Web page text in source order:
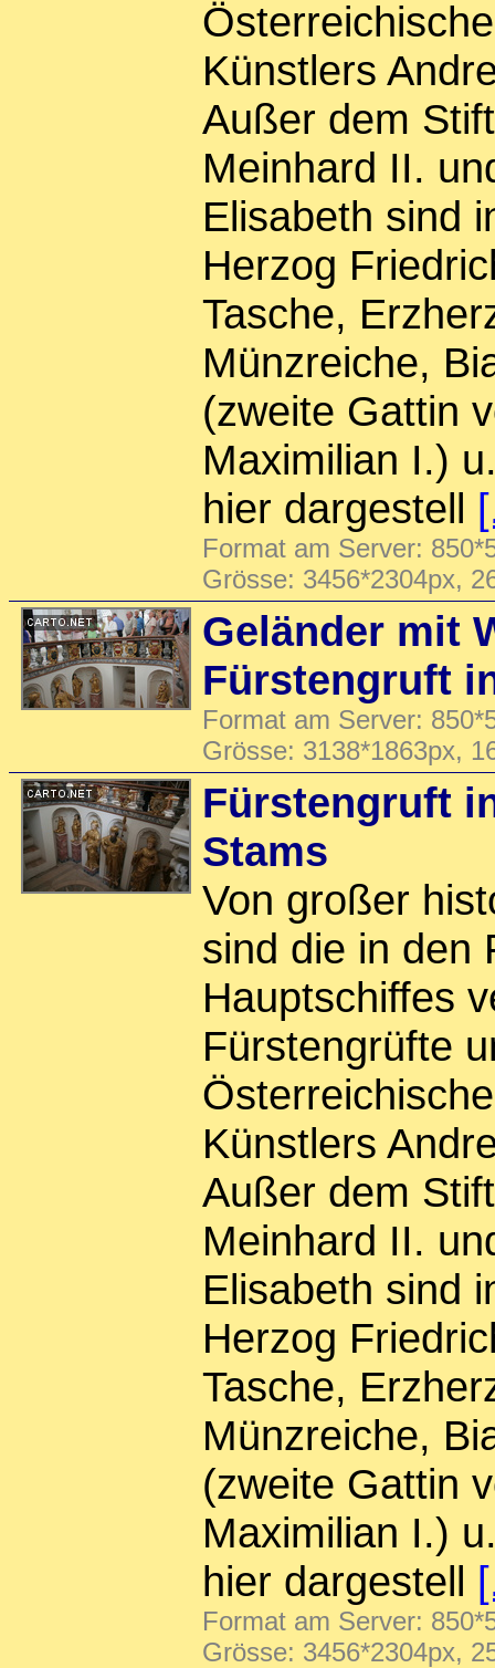
Künstlers
Außer dem
Meinhard II.
Elisabeth sind
Herzog
Tasche,
Münzreiche,
(zweite Gattin
Maximilian I.)
hier dargestell
Format am Server:
Grösse: 3456*2304px,
Geländer mit
Fürstengruft
Format am Server:
Grösse: 3138*1863px,
Fürstengruft
Stams
Von großer
sind die in den
Hauptschiffes
Fürstengrüfte
Künstlers
Außer dem
Meinhard II.
Elisabeth sind
Herzog
Tasche,
Münzreiche,
(zweite Gattin
Maximilian I.)
hier dargestell
Format am Server:
Grösse: 3456*2304px,